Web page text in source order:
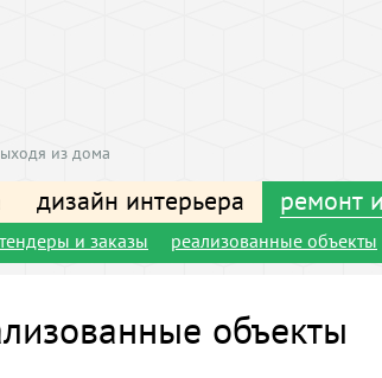
из дома
дизайн интерьера ремонт
тендеры и заказы реализованные объекты
объекты